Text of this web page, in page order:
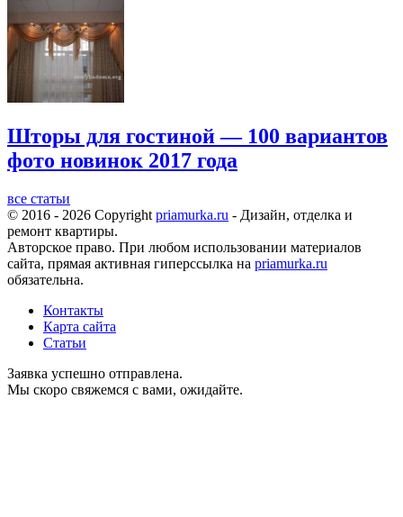
Шторы для гостиной — 100 вариантов
фото новинок 2017 года
все статьи
© 2016 - 2026 Copyright priamurka.ru - Дизайн, отделка и
ремонт квартиры.
Авторское право. При любом использовании материалов
сайта, прямая активная гиперссылка на priamurka.ru
обязательна.
Контакты
Карта сайта
Статьи
Заявка успешно отправлена.
Мы скоро свяжемся с вами, ожидайте.